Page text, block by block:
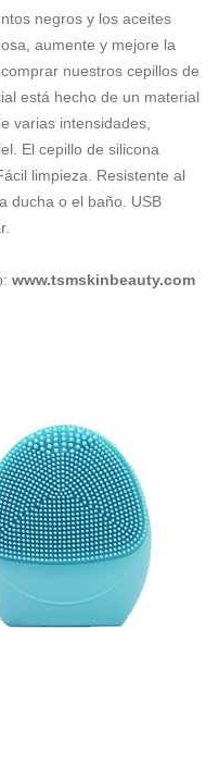
negros y los aceites
aumente y mejore la
nuestros cepillos de
está hecho de un material
varias intensidades,
El cepillo de silicona
limpieza. Resistente al
ducha o el baño. USB
www.tsmskinbeauty.com